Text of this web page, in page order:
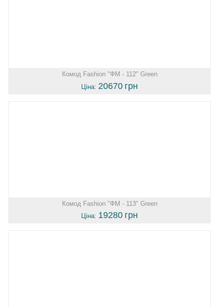
Комод Fashion "ФМ - 112" Green
Ціна: 20670 грн
Комод Fashion "ФМ - 113" Green
Ціна: 19280 грн